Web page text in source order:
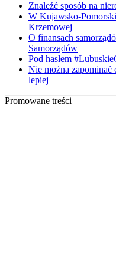
Znaleźć sposób na
W Kujawsko-
Krzemowej
O finansach
Samorządów
Pod hasłem
Nie można zapominać
lepiej
Promowane treści